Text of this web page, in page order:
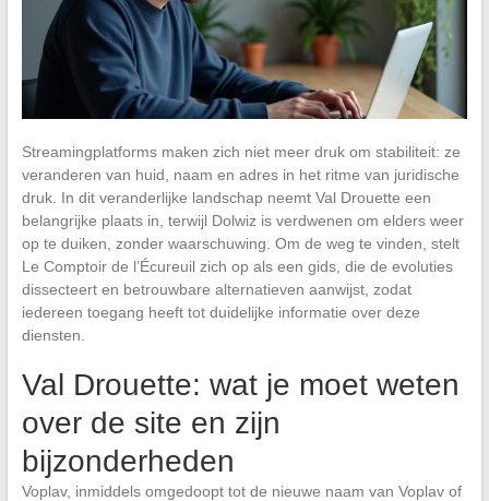
Streamingplatforms maken zich niet meer druk om stabiliteit: ze
veranderen van huid, naam en adres in het ritme van juridische
druk. In dit veranderlijke landschap neemt Val Drouette een
belangrijke plaats in, terwijl Dolwiz is verdwenen om elders weer
op te duiken, zonder waarschuwing. Om de weg te vinden, stelt
Le Comptoir de l’Écureuil zich op als een gids, die de evoluties
dissecteert en betrouwbare alternatieven aanwijst, zodat
iedereen toegang heeft tot duidelijke informatie over deze
diensten.
Val Drouette: wat je moet weten
over de site en zijn
bijzonderheden
Voplav, inmiddels omgedoopt tot de nieuwe naam van Voplav of